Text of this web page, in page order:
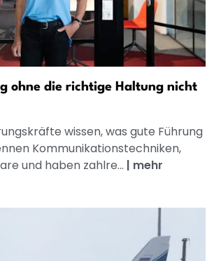
ohne die richtige Haltung nicht
wissen, was gute Führung
Kommunikationstechniken,
und haben zahlre... | mehr